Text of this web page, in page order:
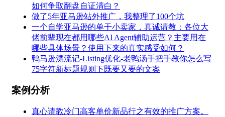
如何争取翻盘自证清白？
做了5年亚马逊站外推广，我整理了100个坑
一个自学亚马逊的单干小卖家，真诚请教：各位大
佬前辈现在都用哪些AI Agent辅助运营？主要用在
哪些具体场景？使用下来的真实感受如何？
鸭马逊漂流记-Listing优化-老鸭汤手把手教你怎么写
75字符新标题规则下既要又要的文案
案例分析
真心请教冷门高客单价新品行之有效的推广方案。